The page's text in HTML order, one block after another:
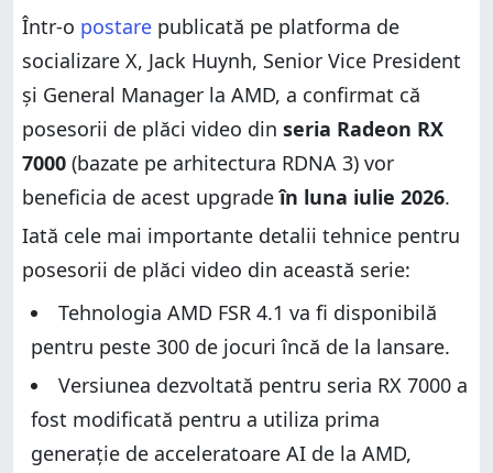
Ce părere ai despre această veste?
primi acces la FSR 4.1 în 2027
Ce părere ai despre această veste?
Într-o postare publicată pe platforma de
socializare X, Jack Huynh, Senior Vice President
și General Manager la AMD, a confirmat că
posesorii de plăci video din seria Radeon RX
7000 (bazate pe arhitectura RDNA 3) vor
beneficia de acest upgradeîn luna iulie 2026.
Iată cele mai importante detalii tehnice pentru
posesorii de plăci video din această serie:
Tehnologia AMD FSR 4.1 va fi disponibilă
pentru peste 300 de jocuri încă de la lansare.
Versiunea dezvoltată pentru seria RX 7000 a
fost modificată pentru a utiliza prima
generație de acceleratoare AI de la AMD,